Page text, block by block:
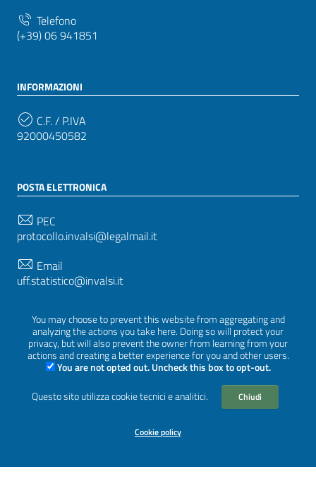
You may choose to prevent this website from aggregating and
analyzing the actions you take here. Doing so will protect your
privacy, but will also prevent the owner from learning from your
actions and creating a better experience for you and other users.
You are not opted out. Uncheck this box to opt-out.
Questo sito utilizza cookie tecnici e analitici.
Chiudi
Cookie policy
Telefono
(+39) 06 941851
INFORMAZIONI
C.F. / P.IVA
92000450582
POSTA ELETTRONICA
PEC
protocollo.invalsi@legalmail.it
Email
uff.statistico@invalsi.it
restituzione.dati@invalsi.it
SEGUICI SU
Sezione Link Utili
| Basato sul Prototipo per siti PA di AgID